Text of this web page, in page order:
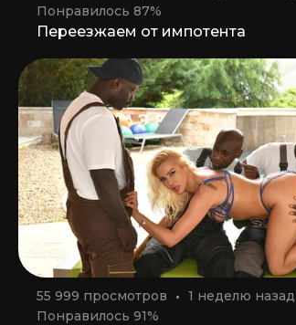
Понравилось 87%
Переезжаем от импотента
55 999 просмотров
1 неделю назад
Понравилось 91%